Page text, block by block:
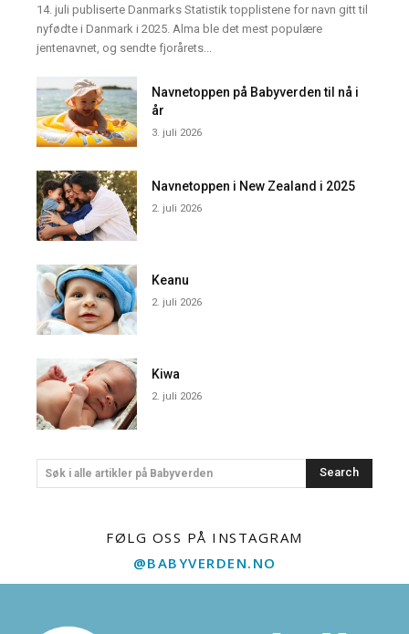
14. juli publiserte Danmarks Statistik topplistene for navn gitt til
nyfødte i Danmark i 2025. Alma ble det mest populære
jentenavnet, og sendte fjorårets...
Navnetoppen på Babyverden til nå i
år
3. juli 2026
Navnetoppen i New Zealand i 2025
2. juli 2026
Keanu
2. juli 2026
Kiwa
2. juli 2026
Søk i alle artikler på Babyverden Search
FØLG OSS PÅ INSTAGRAM
@BABYVERDEN.NO